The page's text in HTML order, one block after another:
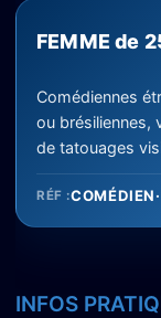
FEMME de
Comédiennes
ou brésiliennes,
de tatouages
RÉF :
INFOS